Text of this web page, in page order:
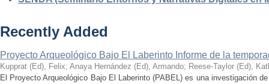
Recently Added
Proyecto Arqueológico Bajo El Laberinto Informe de la
Kupprat (Ed), Felix; Anaya Hernández (Ed), Armando; Reese-Taylor (Ed),
El Proyecto Arqueológico Bajo El Laberinto (PABEL) es una investigación